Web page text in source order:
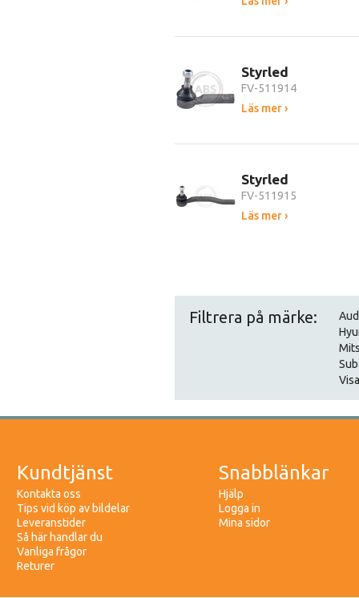
Styrled
FV-511914
Läs mer ›
Styrled
FV-511915
Läs mer ›
Filtrera på märke:
Kundtjänst
Kontakta oss
Tips vid köp av bildelar
Leveranstider
Så här handlar du
Vanliga frågor
Returer
Snabblänkar
Hjälp
Logga in
Mina sidor